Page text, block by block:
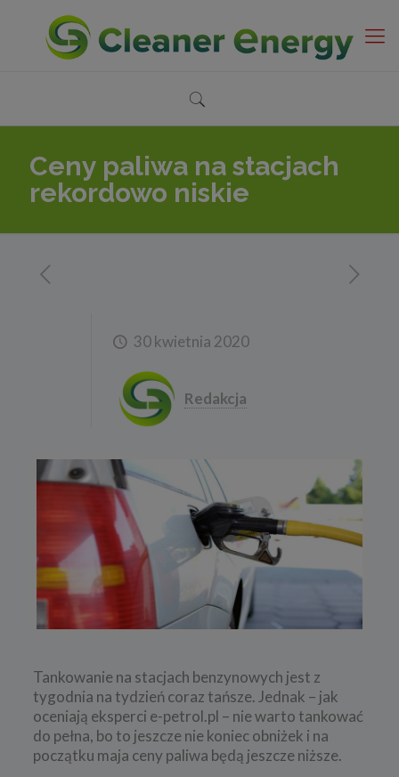
Ceny paliwa na stacjach
rekordowo niskie
30 kwietnia 2020
Redakcja
Tankowanie na stacjach benzynowych jest z
tygodnia na tydzień coraz tańsze. Jednak – jak
oceniają eksperci e-petrol.pl – nie warto tankować
do pełna, bo to jeszcze nie koniec obniżek i na
początku maja ceny paliwa będą jeszcze niższe.